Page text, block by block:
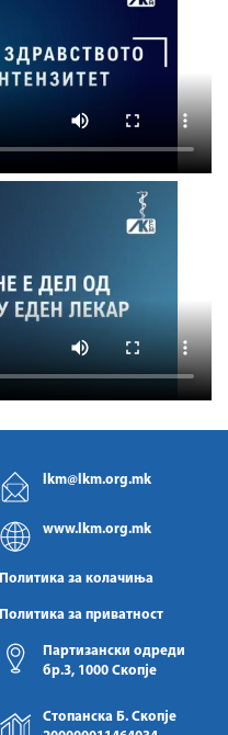
lkm@lkm.org.mk
www.lkm.org.mk
Политика за колачиња
Политика за приватност
Партизански одреди
бр.3, 1000 Скопје
Стопанска Б. Скопје